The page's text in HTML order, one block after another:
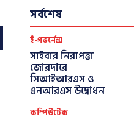
সর্বশেষ
ই-গভর্নেন্স
সাইবার নিরাপত্তা
জোরদারে
সিআইআরএস ও
এনআরএস উদ্বোধন
কম্পিউটেক